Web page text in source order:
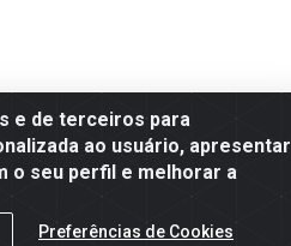
e de terceiros para
ao usuário, apresentar
o seu perfil e melhorar a
Preferências de Cookies